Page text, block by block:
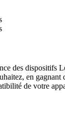
des dispositifs
en gagnant
de votre